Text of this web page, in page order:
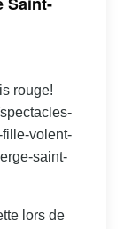
rouge!
volent-
saint-
lors de